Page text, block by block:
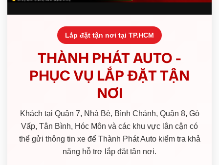
Lắp đặt tận nơi tại TP.HCM
THÀNH PHÁT AUTO -
PHỤC VỤ LẮP ĐẶT TẬN
NƠI
Khách tại Quận 7, Nhà Bè, Bình Chánh, Quận 8, Gò
Vấp, Tân Bình, Hóc Môn và các khu vực lân cận có
thể gửi thông tin xe để Thành Phát Auto kiểm tra khả
năng hỗ trợ lắp đặt tận nơi.